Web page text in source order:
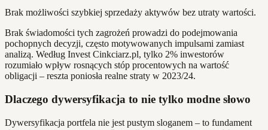
Brak możliwości szybkiej sprzedaży aktywów bez utraty wartości.
Brak świadomości tych zagrożeń prowadzi do podejmowania
pochopnych decyzji, często motywowanych impulsami zamiast
analizą. Według Invest Cinkciarz.pl, tylko 2% inwestorów
rozumiało wpływ rosnących stóp procentowych na wartość
obligacji – reszta poniosła realne straty w 2023/24.
Dlaczego dywersyfikacja to nie tylko modne słowo
Dywersyfikacja portfela nie jest pustym sloganem – to fundament